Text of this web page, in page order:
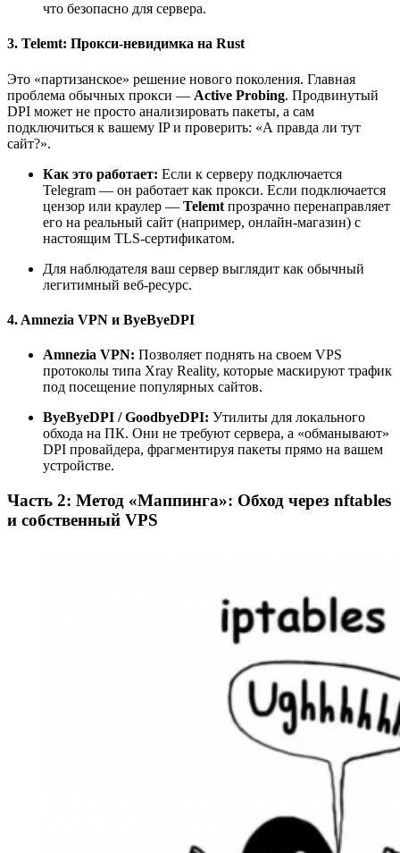
что безопасно для сервера.
3. Telemt: Прокси-невидимка на Rust
Это «партизанское» решение нового поколения. Главная
проблема обычных прокси — Active Probing. Продвинутый
DPI может не просто анализировать пакеты, а сам
подключиться к вашему IP и проверить: «А правда ли тут
сайт?».
Как это работает: Если к серверу подключается
Telegram — он работает как прокси. Если подключается
цензор или краулер — Telemt прозрачно перенаправляет
его на реальный сайт (например, онлайн-магазин) с
настоящим TLS-сертификатом.
Для наблюдателя ваш сервер выглядит как обычный
легитимный веб-ресурс.
4. Amnezia VPN и ByeByeDPI
Amnezia VPN: Позволяет поднять на своем VPS
протоколы типа Xray Reality, которые маскируют трафик
под посещение популярных сайтов.
ByeByeDPI / GoodbyeDPI: Утилиты для локального
обхода на ПК. Они не требуют сервера, а «обманывают»
DPI провайдера, фрагментируя пакеты прямо на вашем
устройстве.
Часть 2: Метод «Маппинга»: Обход через nftables
и собственный VPS